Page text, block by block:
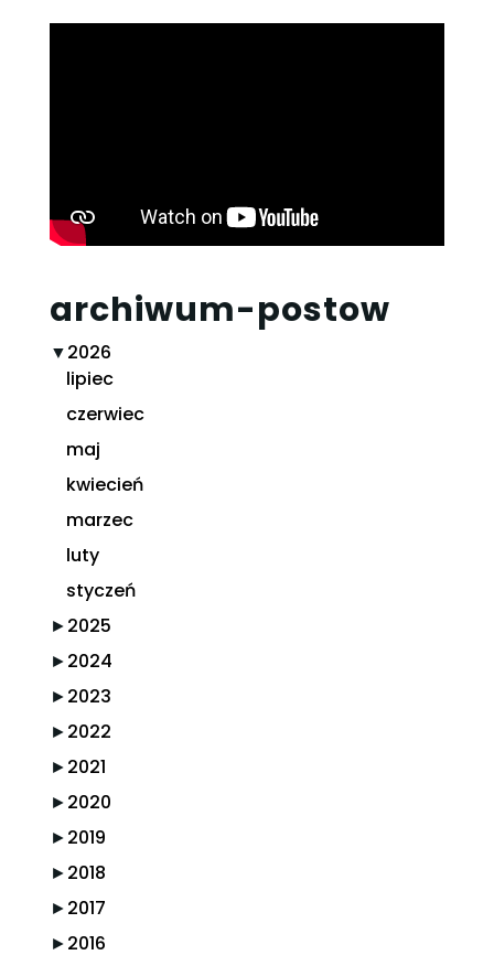
archiwum-postow
▼2026
lipiec
czerwiec
maj
kwiecień
marzec
luty
styczeń
►2025
►2024
►2023
►2022
►2021
►2020
►2019
►2018
►2017
►2016